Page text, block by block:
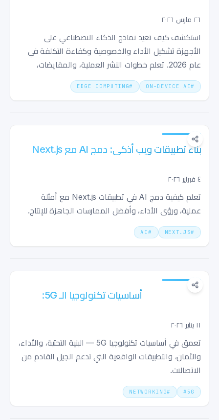
٢٦ مارس ٢٠٢٦
استكشف كيف تعيد نماذج الذكاء الاصطناعي على
الأجهزة تشكيل الأداء والخصوصية وكفاءة التكلفة في
عام 2026. تعلم خطوات النشر العملية، والمقايضات،
3.1 Pro و GPT-5.3-Codex و Qwen3-Max.
#
ON-DEVICE AI
#
EDGE COMPUTING
بناء تطبيقات ويب أذكى: دمج AI مع Next.js
٤ فبراير ٢٠٢٦
تعلم كيفية دمج AI في تطبيقات Next.js مع أمثلة
عملية، ورؤى الأداء، وأفضل الممارسات الجاهزة للإنتاج.
#
NEXT.JS
#
AI
أساسيات تكنولوجيا الـ 5G: العمود الفقري
١١ يناير ٢٠٢٦
تعمق في أساسيات تكنولوجيا 5G — البنية التحتية، والأداء،
والأمان، والتطبيقات الواقعية التي تدعم الجيل القادم من
الاتصالات.
# 5G
#
NETWORKING